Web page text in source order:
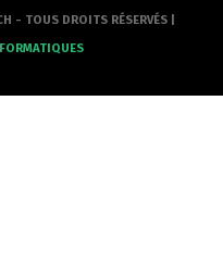
- TOUS DROITS RÉSERVÉS |